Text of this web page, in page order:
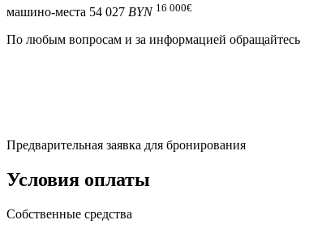
машино-места 54 027 BYN 16 000€
По любым вопросам и за информацией обращайтесь
Предварительная заявка для бронирования
Условия оплаты
Собственные средства